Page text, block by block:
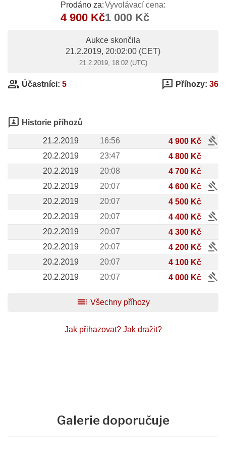
Prodáno za:
4 900 Kč
Vyvolávací cena:
1 000 Kč
Aukce skončila
21.2.2019, 20:02:00 (CET)
21.2.2019, 18:02 (UTC)
group Účastníci: 5 3p Příhozy: 36
3p Historie příhozů
21.2.2019 16:56 4 900 Kč gavel
20.2.2019 23:47
4 800 Kč
20.2.2019
20:08
4 700 Kč
20.2.2019
20:07 4 600 Kč gavel
20.2.2019 20:07
4 500 Kč
20.2.2019
20:07 4 400 Kč gavel
20.2.2019 20:07
4 300 Kč
20.2.2019
20:07 4 200 Kč gavel
20.2.2019 20:07
4 100 Kč
20.2.2019
20:07 4 000 Kč
gavel
toc Všechny příhozy
Jak přihazovat? Jak dražit?
Galerie doporučuje